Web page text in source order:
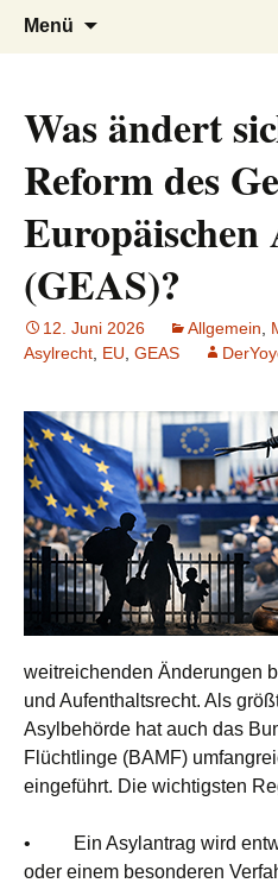
AFRICA live
Seit 1998: Aktuelles
zu Afrika
Menü
Was ändert
Reform des
Europäischen
(GEAS)?
12. Juni 2026 Allgemein
Asylrecht EU GEAS
weitreichenden Änderungen
und Aufenthaltsrecht. Als
Asylbehörde hat auch das
Flüchtlinge (BAMF)
eingeführt. Die wichtigsten
• Ein Asylantrag wird
oder einem besonderen